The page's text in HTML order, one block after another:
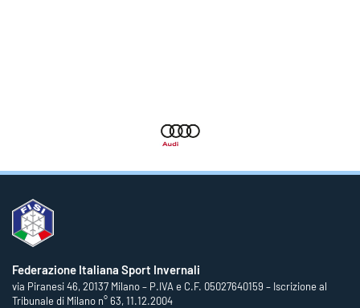
Federazione Italiana Sport Invernali
via Piranesi 46, 20137 Milano – P.IVA e C.F. 05027640159 – Iscrizione al
Tribunale di Milano n° 63, 11.12.2004